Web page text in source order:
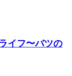
イフ〜バツの